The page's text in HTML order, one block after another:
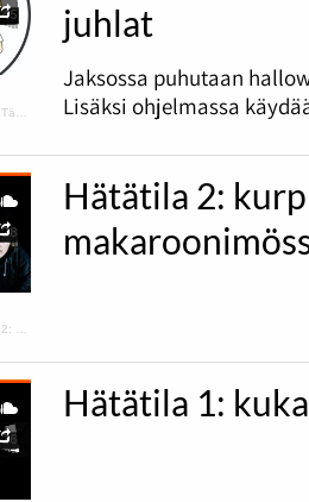
juhlat
Jaksossa puhutaan
Lisäksi ohjelmassa
Hätätila 2:
Hätätila 1: